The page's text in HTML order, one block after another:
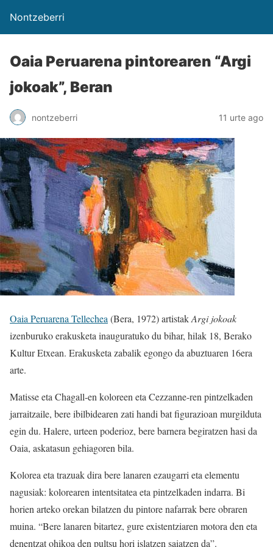
Nontzeberri
Oaia Peruarena pintorearen “Argi
jokoak”, Beran
nontzeberri 11 urte ago
Oaia Peruarena Tellechea (Bera, 1972) artistakArgi jokoak
izenburuko erakusketa inauguratuko du bihar, hilak 18, Berako
Kultur Etxean. Erakusketa zabalik egongo da abuztuaren 16era
arte.
Matisse eta Chagall-en koloreen eta Cezzanne-ren pintzelkaden
jarraitzaile, bere ibilbidearen zati handi bat figurazioan murgilduta
egin du. Halere, urteen poderioz, bere barnera begiratzen hasi da
Oaia, askatasun gehiagoren bila.
Kolorea eta trazuak dira bere lanaren ezaugarri eta elementu
nagusiak: kolorearen intentsitatea eta pintzelkaden indarra. Bi
horien arteko orekan bilatzen du pintore nafarrak bere obraren
muina. “Bere lanaren bitartez, gure existentziaren motora den eta
denentzat ohikoa den pultsu hori islatzen saiatzen da”.